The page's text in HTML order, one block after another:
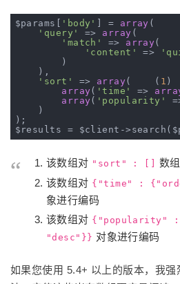
$params[ 'body' ] = array (
'query'
=> array (
'match'
=> array (
'content'
=>
        )
    ),
'sort'
=> array (    ( 1 )
array ( 'time' =>
array ( 'popularity'
    )
);
该数组对 "sort" : [] 数
该数组对 {"time" :
象进行编码
该数组对 {"popularity"
"desc"}} 对象进行编码
如果您使用 5.4+ 以上的版本，我